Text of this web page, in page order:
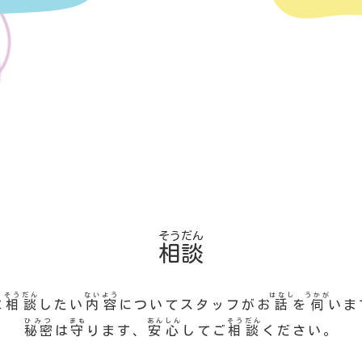
相談
そうだん
相談
そうだん
したい 内容
ないよう
についてスタッフがお 話
はなし
を 伺
うかが
い
秘密
ひみつ
は 守
まも
ります、 安心
あんしん
してご 相談
そうだん
ください。